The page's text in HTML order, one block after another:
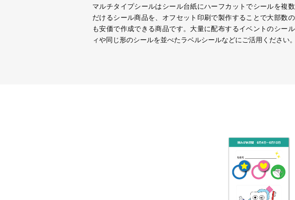
マルチタイプシールはシール台紙にハーフカットでシールを複
だけるシール商品を、オフセット印刷で製作することで大部数
も安価で作成できる商品です。大量に配布するイベントのシー
ィや同じ形のシールを並べたラベルシールなどにご活用ください。